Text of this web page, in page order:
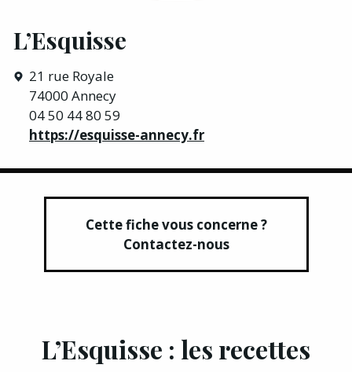
L’Esquisse
21 rue Royale
74000 Annecy
04 50 44 80 59
https://esquisse-annecy.fr
Cette fiche vous concerne ?
Contactez-nous
L’Esquisse : les recettes